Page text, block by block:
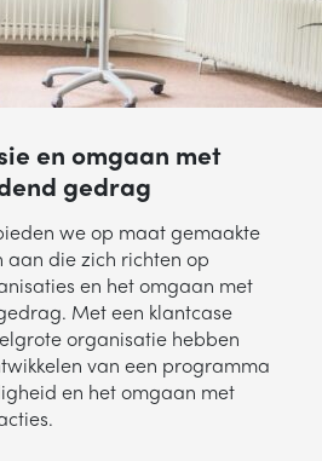
en omgaan met
gedrag
we op maat gemaakte
die zich richten op
en het omgaan met
Met een klantcase
organisatie hebben
van een programma
en het omgaan met